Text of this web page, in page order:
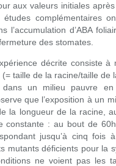
aux valeurs initiales
études complémentaires
l’accumulation d’ABA
des stomates.
décrite consiste à
taille de la racine/taille de
dans un milieu pauvre
que l’exposition à un
la longueur de la racine,
constante : au bout de
jusqu’à cinq fois
mutants déficients pour la
ne voient pas les